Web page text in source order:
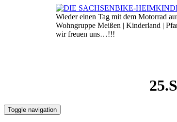
Wieder einen Tag mit dem Motorrad
Wohngruppe Meißen | Kinderland |
wir freuen uns…!!!
Toggle navigation